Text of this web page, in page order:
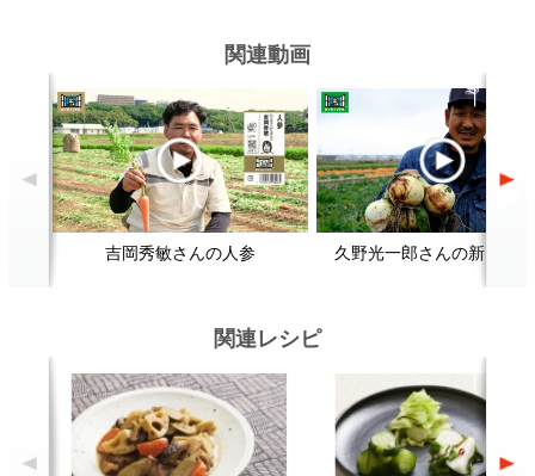
筑前煮
野菜（かぶ）の浅漬けをおいしく
顔が見える食品。 ホーム
野菜。
加工品。
レシピ 動画Gallery